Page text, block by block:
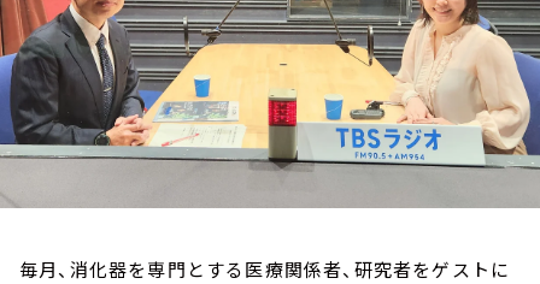
毎月、消化器を専門とする医療関係者、研究者をゲストに